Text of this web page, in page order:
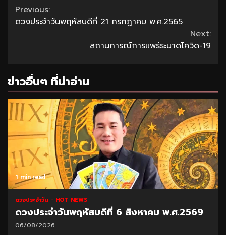
Continue
Reading
Previous:
ดวงประจำวันพฤหัสบดีที่ 21 กรกฎาคม พ.ศ.2565
Next:
สถานการณ์การแพร่ระบาดโควิด-19
ข่าวอื่นๆ ที่น่าอ่าน
1 min read
ดวงประจำวัน HOT NEWS
ดวงประจำวันพฤหัสบดีที่ 6 สิงหาคม พ.ศ.2569
06/08/2026